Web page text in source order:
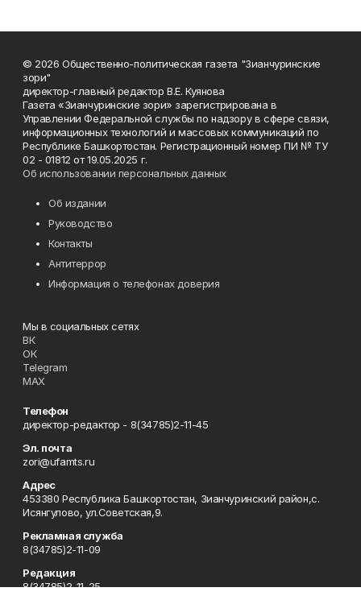
© 2026 Общественно-политическая газета "Зианчуринские
зори"
директор-главный редактор В.Е. Куянова
Газета «Зианчуринские зори» зарегистрирована в
Управлении Федеральной службы по надзору в сфере связи,
информационных технологий и массовых коммуникаций по
Республике Башкортостан. Регистрационный номер ПИ № ТУ
02 - 01812 от 19.05.2025 г.
Об использовании персональных данных
Об издании
Руководство
Контакты
Антитеррор
Информация о телефонах доверия
Мы в социальных сетях
ВК
ОК
Telegram
MAX
Телефон
директор-редактор - 8(34785)2-11-45
Эл. почта
zori@ufamts.ru
Адрес
453380 Республика Башкортостан, Зианчуринский район,с.
Исянгулово, ул.Советская,9.
Рекламная служба
8(34785)2-11-09
Редакция
8(34785)2-11-25